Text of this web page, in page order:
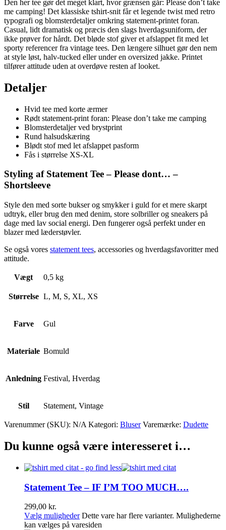
Den her tee gør det meget klart, hvor grænsen går: Please don’t take
me camping! Det klassiske tshirt-snit får et legende twist med retro
typografi og blomsterdetaljer omkring statement-printet foran.
Casual, lidt dramatisk og præcis den slags hverdagsuniform, der
ikke prøver for hårdt. Det bløde stof giver et afslappet fit med let
sporty referencer fra vintage tees. Den længere silhuet gør den nem
at style løst, halv-tucked eller under en oversized jakke. Printet
tilfører attitude uden at overdøve resten af looket.
Detaljer
Hvid tee med korte ærmer
Rødt statement-print foran: Please don’t take me camping
Blomsterdetaljer ved brystprint
Rund halsudskæring
Blødt stof med let afslappet pasform
Fås i størrelse XS-XL
Styling af Statement Tee – Please dont… –
Shortsleeve
Style den med sorte bukser og smykker i guld for et mere skarpt
udtryk, eller brug den med denim, store solbriller og sneakers på
dage med lav social energi. Den fungerer også perfekt under en
blazer med læderstøvler.
Se også vores statement tees, accessories og hverdagsfavoritter med
attitude.
Vægt 0,5 kg
Størrelse L, M, S, XL, XS
Farve Gul
Materiale Bomuld
Anledning Festival, Hverdag
Stil Statement, Vintage
Varenummer (SKU): N/A Kategori: Bluser Varemærke: Dudette
Du kunne også være interesseret i…
Statement Tee – IF I’M TOO MUCH….
299,00 kr.
Vælg muligheder Dette vare har flere varianter. Mulighederne
kan vælges på varesiden